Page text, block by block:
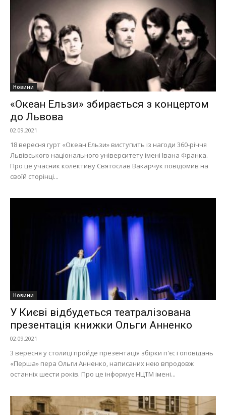
Новини
«Океан Ельзи» збирається з концертом
до Львова
02.09.2021
18 вересня гурт «Океан Ельзи» виступить із нагоди 360-річчя
Львівського національного університету імені Івана Франка.
Про це учасник колективу Святослав Вакарчук повідомив на
своїй сторінці...
Новини
У Києві відбудеться театралізована
презентація книжки Ольги Анненко
02.09.2021
3 вересня у столиці пройде презентація збірки п'єс і оповідань
«Перша» пера Ольги Анненко, написаних нею впродовж
останніх шести років. Про це інформує НЦТМ імені...